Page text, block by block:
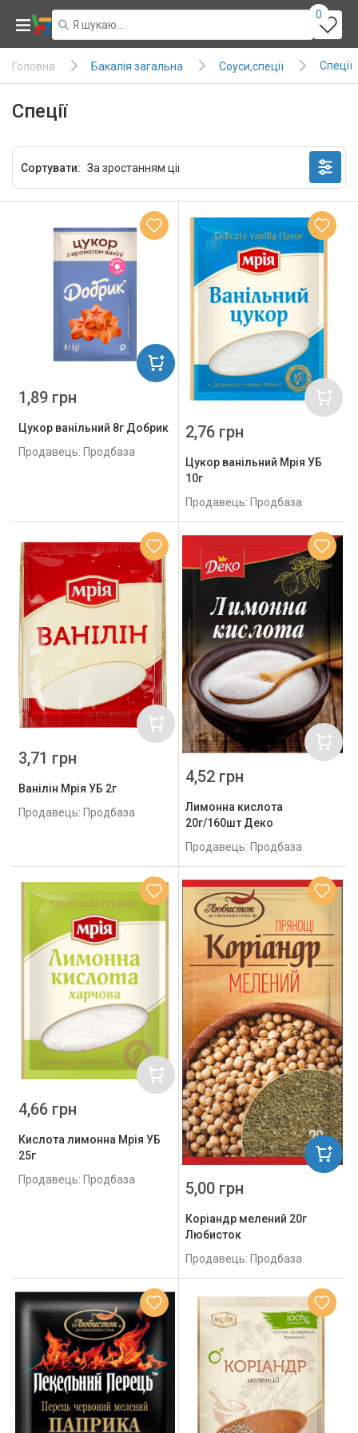
0
Головна Бакалія загальна Соуси,спеції Спеції
Спеції
Сортувати:
Цукор ванільний 8г Добрик
Продавець: Продбаза
1,89 грн
Цукор ванільний Мрія УБ
10г
Продавець: Продбаза
2,76 грн
Ванілін Мрія УБ 2г
Продавець: Продбаза
3,71 грн
Лимонна кислота
20г/160шт Деко
Продавець: Продбаза
4,52 грн
Кислота лимонна Мрія УБ
25г
Продавець: Продбаза
4,66 грн
Коріандр мелений 20г
Любисток
Продавець: Продбаза
5,00 грн